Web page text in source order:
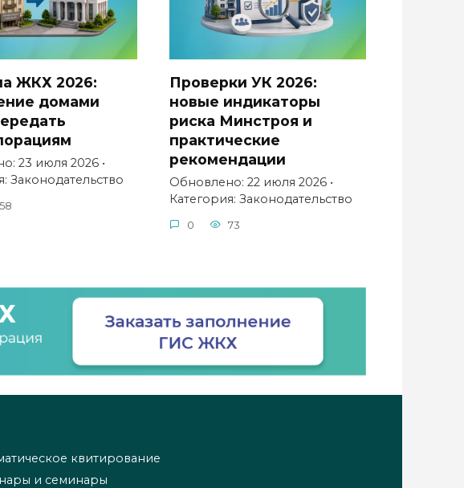
ЖКХ 2026:
домами
23 июля 2026 •
Законодательство
58
Проверки УК 2026:
новые индикаторы
риска Минстроя и
практические
рекомендации
Обновлено: 22 июля 2026 •
Категория: Законодательство
0 73
квитирование
и семинары